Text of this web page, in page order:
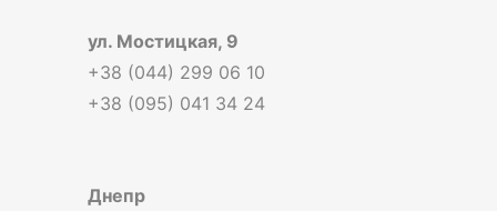
ул. Мостицкая, 9
+38 (044) 299 06 10
+38 (095) 041 34 24
Днепр